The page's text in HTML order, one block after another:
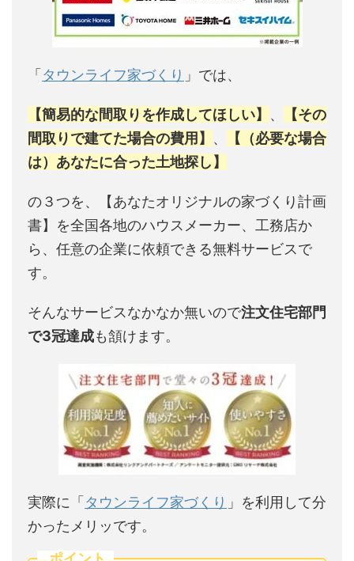
「タウンライフ家づくり 」では、
【簡易的な間取りを作成してほしい】 、
【その
間取りで建てた場合の費用】 、
【（必要な場合
は）あなたに合った土地探し】
の３つを、【あなたオリジナルの家づくり計画
書】を全国各地のハウスメーカー、工務店か
ら、任意の企業に依頼できる無料サービスで
す。
そんなサービスなかなか無いので注文住宅部門
で3冠達成も頷けます。
実際に「タウンライフ家づくり 」を利用して分
かったメリッです。